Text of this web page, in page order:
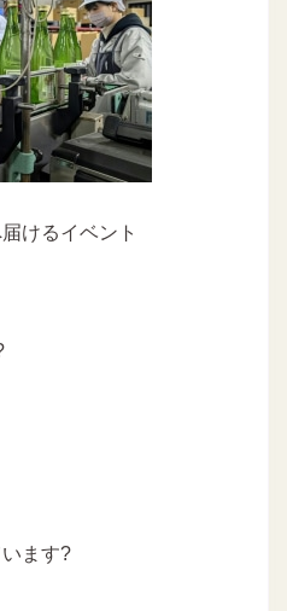
けるイベント
ます?